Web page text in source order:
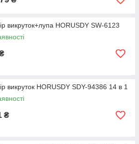
викруток+лупа HORUSDY SW-6123
викруток HORUSDY SDY-94386 14 в 1
₴